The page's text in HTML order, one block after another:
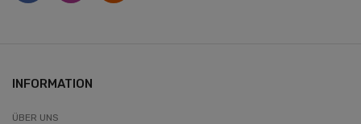
INFORMATION
ÜBER UNS